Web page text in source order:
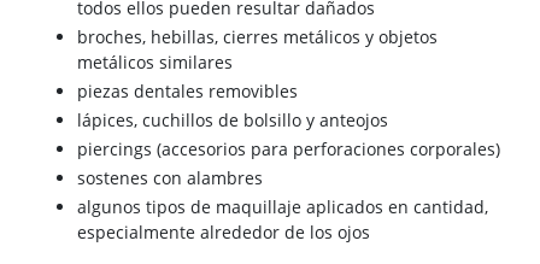
todos ellos pueden resultar dañados
broches, hebillas, cierres metálicos y objetos
metálicos similares
piezas dentales removibles
lápices, cuchillos de bolsillo y anteojos
piercings (accesorios para perforaciones corporales)
sostenes con alambres
algunos tipos de maquillaje aplicados en cantidad,
especialmente alrededor de los ojos